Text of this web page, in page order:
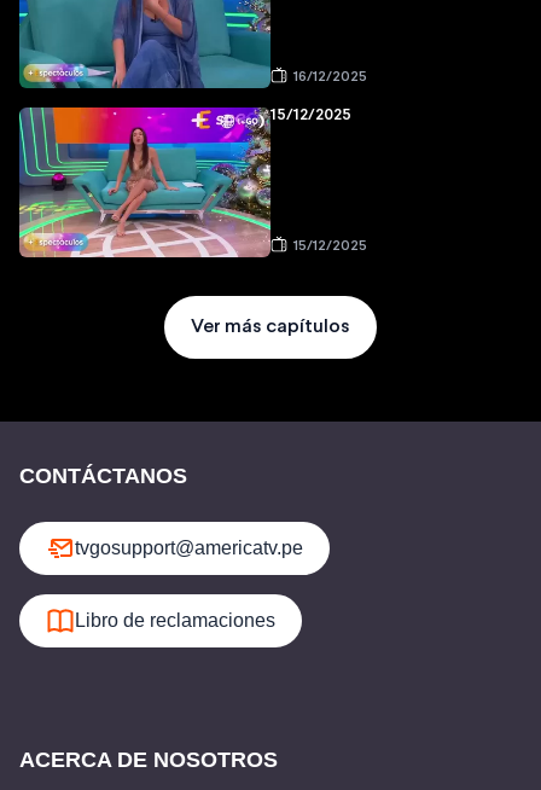
16/12/2025
15/12/2025
15/12/2025
Ver más capítulos
CONTÁCTANOS
tvgosupport@americatv.pe
Libro de reclamaciones
ACERCA DE NOSOTROS